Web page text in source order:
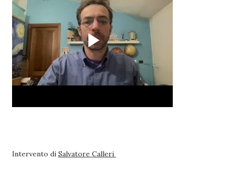
Intervento di Salvatore Calleri